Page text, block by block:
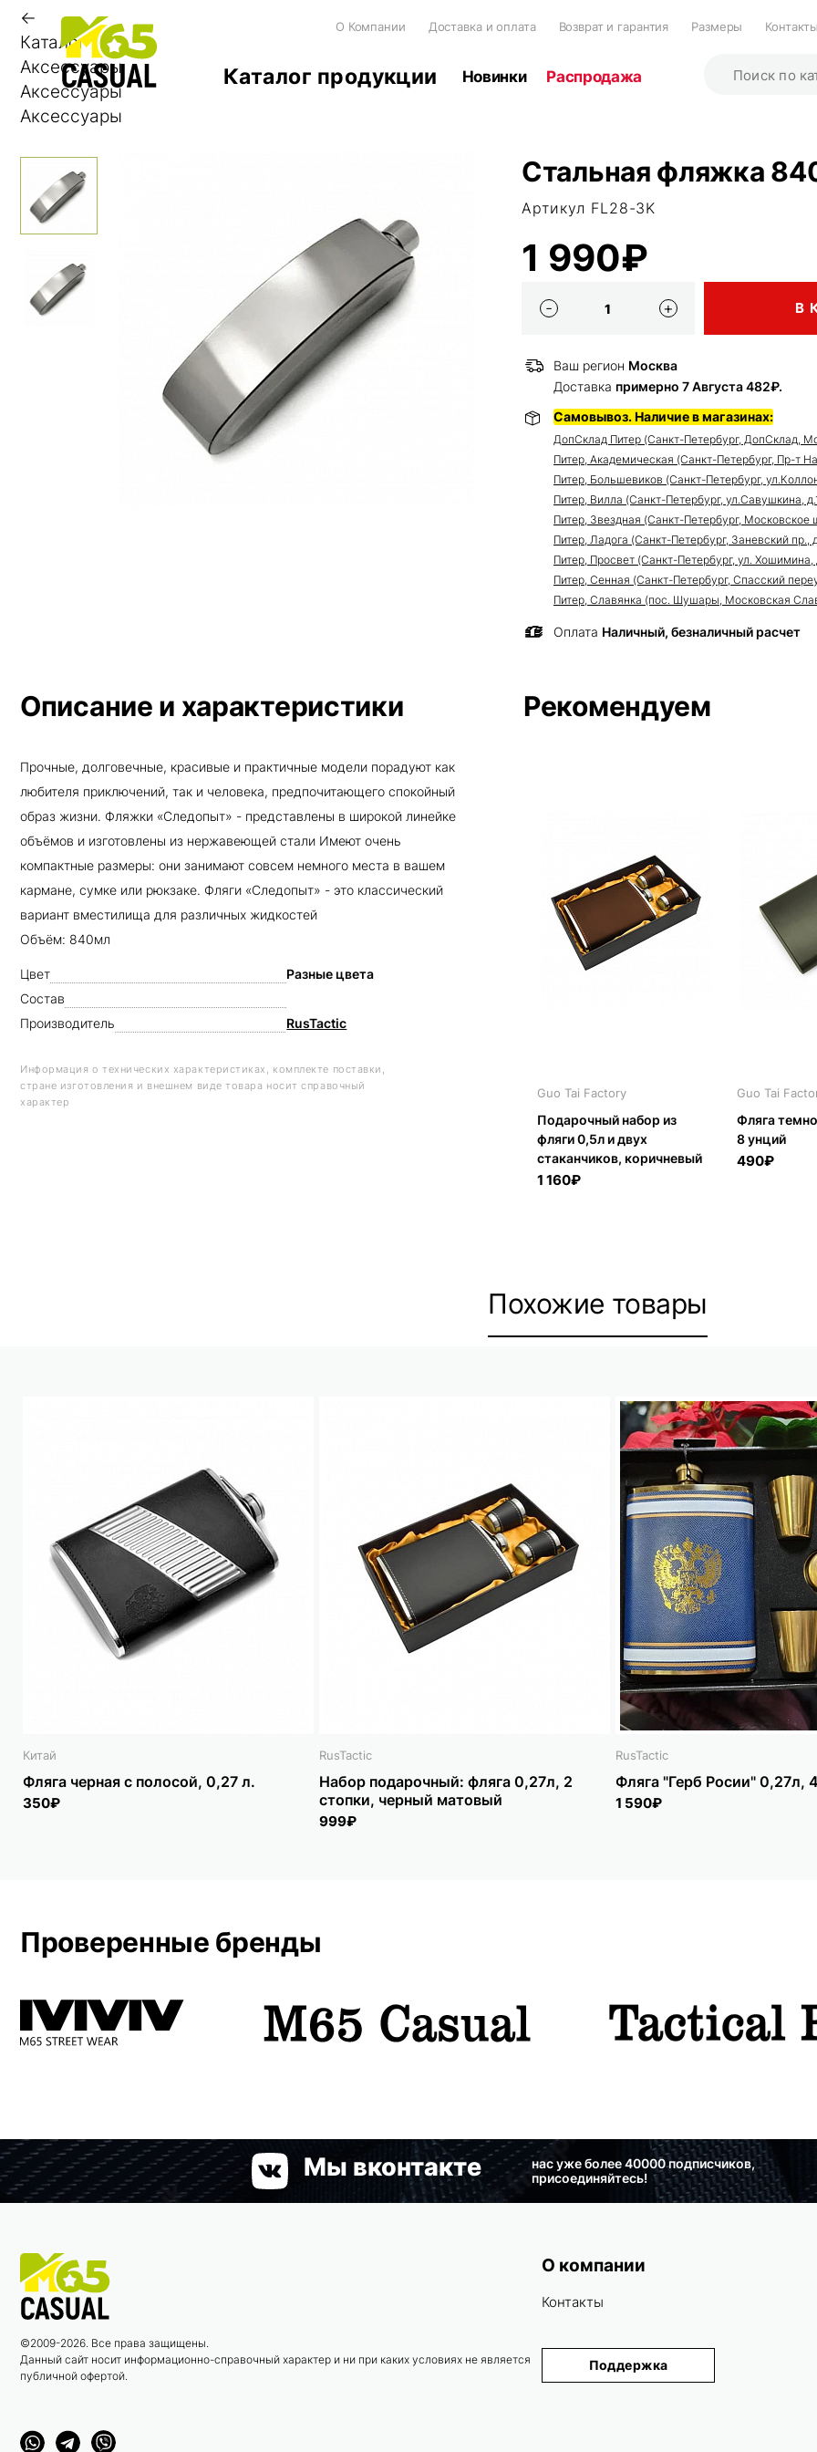
Каталог продукции Новинки Распродажа
О Компании Доставка и оплата Возврат и гарантия Размеры
←
Каталог
Аксессуары
Аксессуары
Аксессуары
Стальная фляжка
Артикул FL28-3K
1 990₽
В
Ваш регион Москва
Доставка примерно 7 Августа 482₽.
Самовывоз. Наличие в магазинах:
ДопСклад Питер (Санкт-Петербург, ДопСклад,
Питер, Академическая (Санкт-Петербург, Пр-т
Питер, Большевиков (Санкт-Петербург,
Питер, Вилла (Санкт-Петербург, ул.Савушкина,
Питер, Звездная (Санкт-Петербург,
Питер, Ладога (Санкт-Петербург, Заневский
Питер, Просвет (Санкт-Петербург, ул.
Питер, Сенная (Санкт-Петербург, Спасский
Питер, Славянка (пос. Шушары, Московская
Оплата Наличный, безналичный расчет
Описание и характеристики
Прочные, долговечные, красивые и практичные модели порадуют как
любителя приключений, так и человека, предпочитающего спокойный
образ жизни. Фляжки «Следопыт» - представлены в широкой линейке
объёмов и изготовлены из нержавеющей стали Имеют очень
компактные размеры: они занимают совсем немного места в вашем
кармане, сумке или рюкзаке. Фляги «Следопыт» - это классический
вариант вместилища для различных жидкостей
Объём: 840мл
Цвет
Разные цвета
Состав
Производитель
RusTactic
Информация о технических характеристиках, комплекте поставки,
стране изготовления и внешнем виде товара носит справочный
характер
Рекомендуем
Guo Tai Factory
Подарочный набор из
фляги 0,5л и двух
стаканчиков, коричневый
1 160₽
Guo Tai
Фляга
8 унций
490₽
Похожие товары
Китай
Фляга черная с полосой, 0,27 л.
350₽
RusTactic
Набор подарочный: фляга 0,27л, 2
стопки, черный матовый
999₽
RusTactic
Фляга "Герб Росии" 0,27л,
1 590₽
Проверенные бренды
Мы вконтакте
нас уже более 40000 подписчиков,
присоединяйтесь!
©2009-2026. Все права защищены.
Данный сайт носит информационно-справочный характер и ни при каких условиях не является
публичной офертой.
О компании
Контакты
Поддержка